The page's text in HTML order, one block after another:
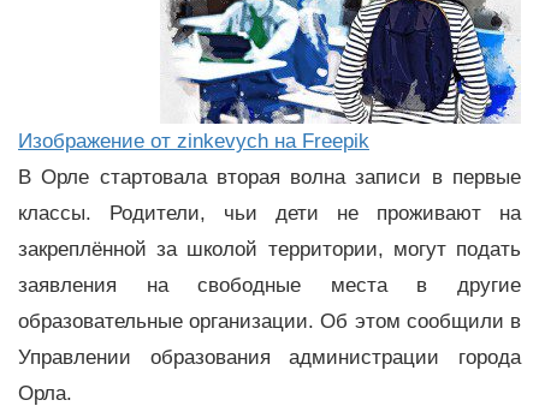
Изображение от zinkevych на Freepik
В Орле стартовала вторая волна записи в первые
классы. Родители, чьи дети не проживают на
закреплённой за школой территории, могут подать
заявления на свободные места в другие
образовательные организации. Об этом сообщили в
Управлении образования администрации города
Орла.